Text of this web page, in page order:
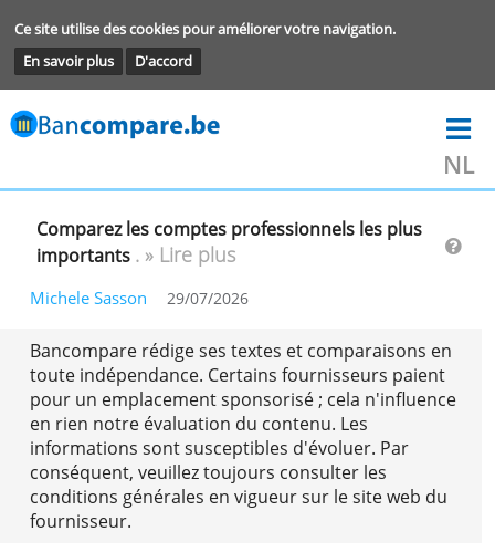
Ce site utilise des cookies pour améliorer votre navigation.
En savoir plus
D'accord
Comparez les comptes professionnels les plus
importants . » Lire plus
Michele Sasson
Bancompare rédige ses textes et comparaisons
toute indépendance. Certains fournisseurs
pour un emplacement sponsorisé ; cela
en rien notre évaluation du contenu. Les
informations sont susceptibles d'évoluer. Par
conséquent, veuillez toujours consulter les